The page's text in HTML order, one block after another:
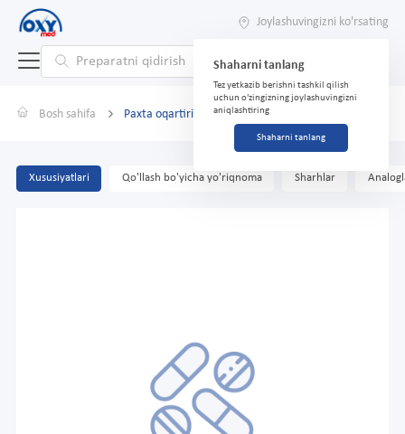
Joylashuvingizni ko'rsating
Shaharni tanlang
Tez yetkazib berishni tashkil qilish
uchun o'zingizning joylashuvingizni
aniqlashtiring
Shaharni tanlang
Bosh sahifa Paxta oqartirilgan gygroskopik nosteril 25 g
Xususiyatlari Qo'llash bo'yicha yo'riqnoma Sharhlar